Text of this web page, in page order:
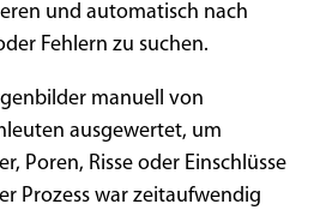
und automatisch nach
Fehlern zu suchen.
manuell von
ausgewertet, um
Poren, Risse oder Einschlüsse
Prozess war zeitaufwendig